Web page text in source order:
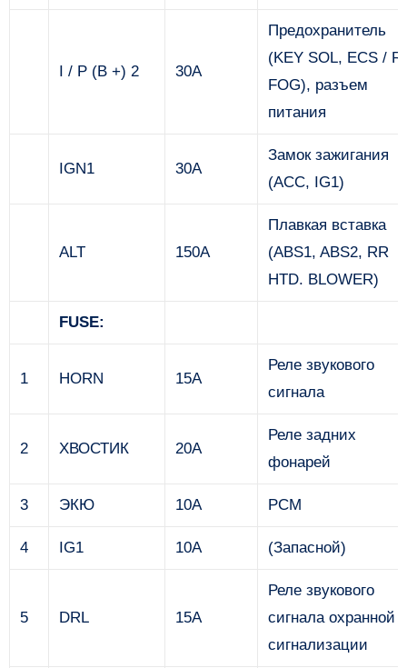
I / P (В +) 2 30А
Предохранитель
(KEY SOL, ECS /
FOG), разъем
питания
IGN1 30А
Замок зажигания
(ACC, IG1)
ALT 150A
Плавкая вставка
(ABS1, ABS2, RR
HTD. BLOWER)
FUSE:
1 HORN 15А
Реле звукового
сигнала
2 ХВОСТИК 20А
Реле задних
фонарей
3 ЭКЮ 10А PCM
4 IG1 10А (Запасной)
5 DRL 15А
Реле звукового
сигнала охранной
сигнализации